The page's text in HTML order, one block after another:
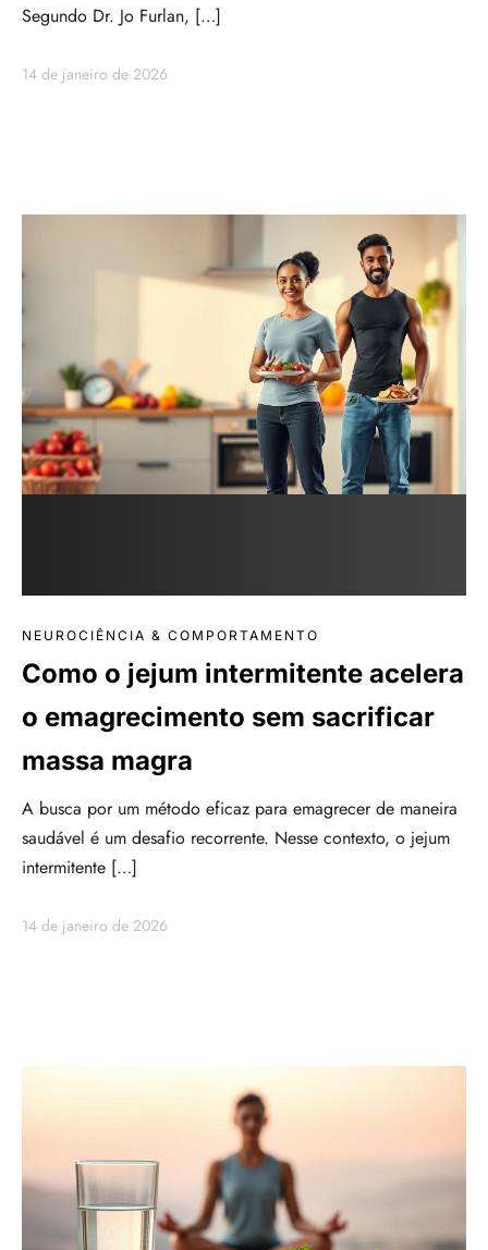
Segundo Dr. Jo Furlan, […]
14 de janeiro de 2026
NEUROCIÊNCIA & COMPORTAMENTO
Como o jejum intermitente acelera
o emagrecimento sem sacrificar
massa magra
A busca por um método eficaz para emagrecer de maneira
saudável é um desafio recorrente. Nesse contexto, o jejum
intermitente […]
14 de janeiro de 2026